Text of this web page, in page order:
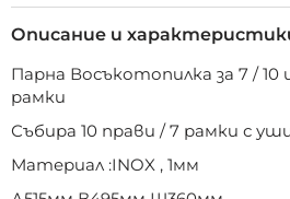
Описание и
Парна Восъкотопилка за 7 / 10
рамки
Събира 10 прави / 7 рамки с
Материал :INOX , 1мм